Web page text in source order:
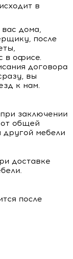
в
дома,
после
в офисе.
договора
вы
к нам.
заключении
от общей
мебели
доставке
после